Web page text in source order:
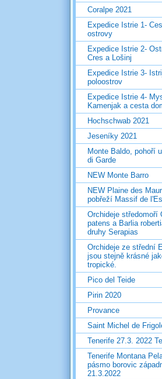
Coralpe 2021
Expedice Istrie 1-
ostrovy
Expedice Istrie 2-
Cres a Lošinj
Expedice Istrie 3-
poloostrov
Expedice Istrie 4-
Kamenjak a cesta
Hochschwab 2021
Jeseníky 2021
Monte Baldo, pohoří
di Garde
NEW Monte Barro
NEW Plaine des
pobřeží Massif de
Orchideje středomoří
patens a Barlia
druhy Serapias
Orchideje ze střední
jsou stejně krásné
tropické.
Pico del Teide
Pirin 2020
Provance
Saint Michel de
Tenerife 27.3. 2022
Tenerife Montana
pásmo borovic
21.3.2022